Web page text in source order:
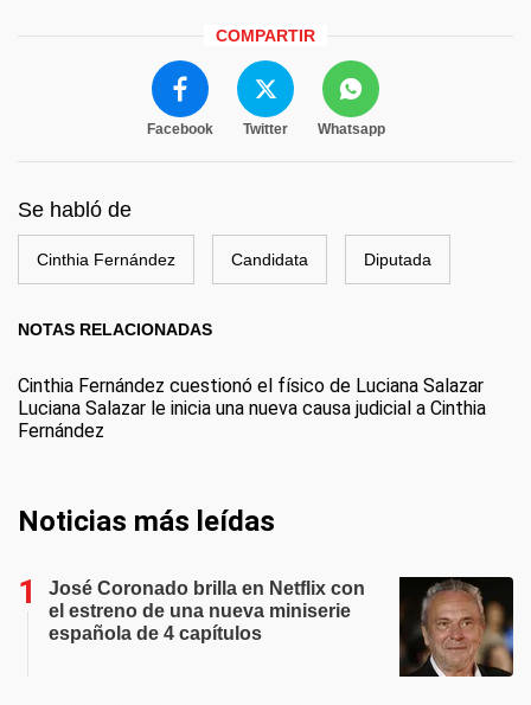
COMPARTIR
Facebook Twitter Whatsapp
Se habló de
Cinthia Fernández Candidata Diputada
NOTAS RELACIONADAS
Cinthia Fernández cuestionó el físico de Luciana Salazar
Luciana Salazar le inicia una nueva causa judicial a Cinthia
Fernández
Noticias más leídas
José Coronado brilla en Netflix con
el estreno de una nueva miniserie
española de 4 capítulos